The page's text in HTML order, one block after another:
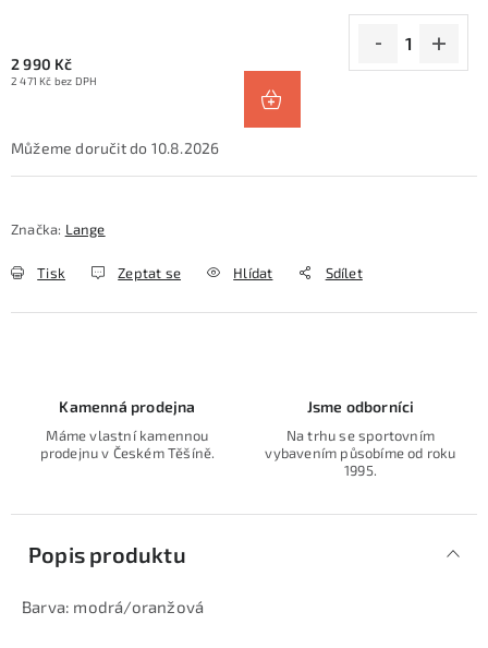
2 990 Kč
2 471 Kč bez DPH
10.8.2026
Značka: Lange
Tisk Zeptat se Hlídat Sdílet
Kamenná prodejna
Máme vlastní kamennou
prodejnu v Českém Těšíně.
Jsme odborníci
Na trhu se sportovním
vybavením působíme od roku
1995.
Popis produktu
Barva: modrá/oranžová